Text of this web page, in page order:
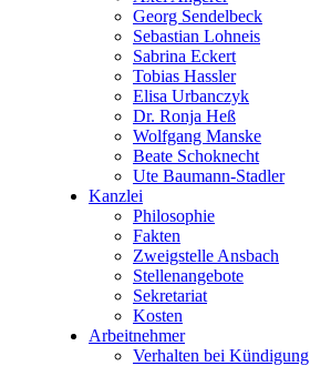
Georg Sendelbeck
Sebastian Lohneis
Sabrina Eckert
Tobias Hassler
Elisa Urbanczyk
Dr. Ronja Heß
Wolfgang Manske
Beate Schoknecht
Ute Baumann-Stadler
Kanzlei
Philosophie
Fakten
Zweigstelle Ansbach
Stellenangebote
Sekretariat
Kosten
Arbeitnehmer
Verhalten bei Kündigung